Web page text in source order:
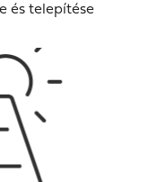
és telepítése